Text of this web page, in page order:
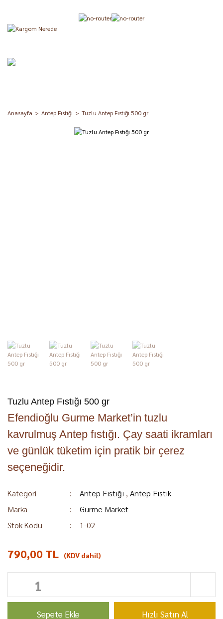
Anasayfa Antep Fıstığı Tuzlu Antep Fıstığı 500 gr
Tuzlu Antep Fıstığı 500 gr
Efendioğlu Gurme Market’in tuzlu
kavrulmuş Antep fıstığı. Çay saati ikramları
ve günlük tüketim için pratik bir çerez
seçeneğidir.
Kategori Antep Fıstığı ,Antep Fıstık
Marka
Gurme Market
Stok Kodu
1-02
790,00 TL (KDV dahil)
Sepete Ekle Hızlı Satın Al